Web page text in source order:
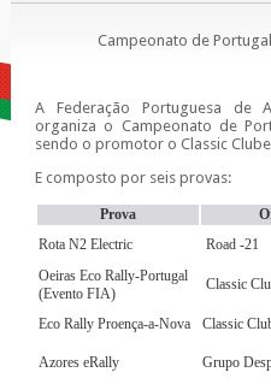
Campeonato de
A Federação Portuguesa de
organiza o Campeonato de
sendo o promotor o Classic
E composto por seis provas:
Prova
Rota N2 Electric
Road -21
Oeiras Eco Rally-Portugal
(Evento FIA)
Classic
Eco Rally Proença-a-Nova
Classic
Azores eRally
Grupo